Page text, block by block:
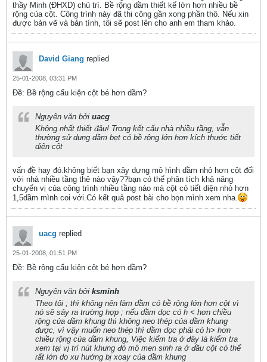
thầy Minh (ĐHXD) chủ trì. Bề rộng dầm thiết kế lớn hơn nhiều bề
rộng của cột. Công trình này đã thi công gần xong phần thô. Nếu xin
được bản vẽ và bản tính, tôi sẽ post lên cho anh em tham khảo.
David Giang replied
25-01-2008, 03:31 PM
Ðề: Bề rộng cấu kiện cột bé hơn dầm?
Nguyên văn bởi uacg
Không nhất thiết đâu! Trong kết cấu nhà nhiều tầng, vẫn
thường sử dụng dầm bẹt có bề rộng lớn hơn kích thước tiết
diện cột
vấn đề hay đó.không biết bạn xây dựng mô hình dầm nhỏ hơn cột đối
với nhà nhiều tầng thê nào vậy??bạn có thể phân tích khả năng
chuyển vị của công trình nhiều tầng nào mà cột có tiết diện nhỏ hơn
1,5dầm mình coi với.Có kết quả post bài cho bọn mình xem nha.
uacg replied
25-01-2008, 01:51 PM
Ðề: Bề rộng cấu kiện cột bé hơn dầm?
Nguyên văn bởi ksminh
Theo tôi ; thì không nên làm dầm có bề rộng lớn hơn cột vì
nó sẽ sảy ra trường hợp ; nếu dầm dọc có h < hơn chiều
rộng của dầm khung thì không neo thép của dầm khung
được, vì vậy muốn neo thép thì dầm dọc phải có h> hơn
chiều rộng của dầm khung, Việc kiểm tra ở đây là kiểm tra
xem tại vị trí nút khung đó mô men sinh ra ở đầu cột có thể
rất lớn do xu hướng bị xoay của dầm khung